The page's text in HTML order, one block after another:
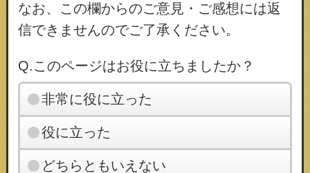
なお、この欄からのご意見・ご感想には返
信できませんのでご了承ください。
Q.このページはお役に立ちましたか？
非常に役に立った
役に立った
どちらともいえない